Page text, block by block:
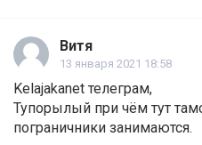
Витя
13 января 2021 18:58
Kelajakanet телеграм,
Тупорылый при чём тут
пограничники занимаются.